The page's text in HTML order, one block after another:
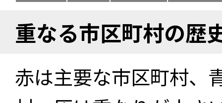
重なる市区町村の歴
赤は主要な市区町村、